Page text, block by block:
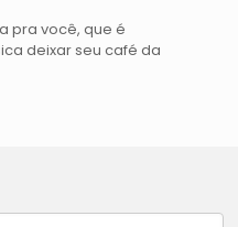
pra você, que é
deixar seu café da